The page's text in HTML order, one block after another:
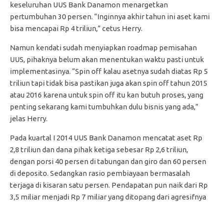
keseluruhan UUS Bank Danamon menargetkan
pertumbuhan 30 persen. “Inginnya akhir tahun ini aset kami
bisa mencapai Rp 4 triliun,” cetus Herry.
Namun kendati sudah menyiapkan roadmap pemisahan
UUS, pihaknya belum akan menentukan waktu pasti untuk
implementasinya. “Spin off kalau asetnya sudah diatas Rp 5
triliun tapi tidak bisa pastikan juga akan spin off tahun 2015
atau 2016 karena untuk spin off itu kan butuh proses, yang
penting sekarang kami tumbuhkan dulu bisnis yang ada,”
jelas Herry.
Pada kuartal I 2014 UUS Bank Danamon mencatat aset Rp
2,8 triliun dan dana pihak ketiga sebesar Rp 2,6 triliun,
dengan porsi 40 persen di tabungan dan giro dan 60 persen
di deposito. Sedangkan rasio pembiayaan bermasalah
terjaga di kisaran satu persen. Pendapatan pun naik dari Rp
3,5 miliar menjadi Rp 7 miliar yang ditopang dari agresifnya